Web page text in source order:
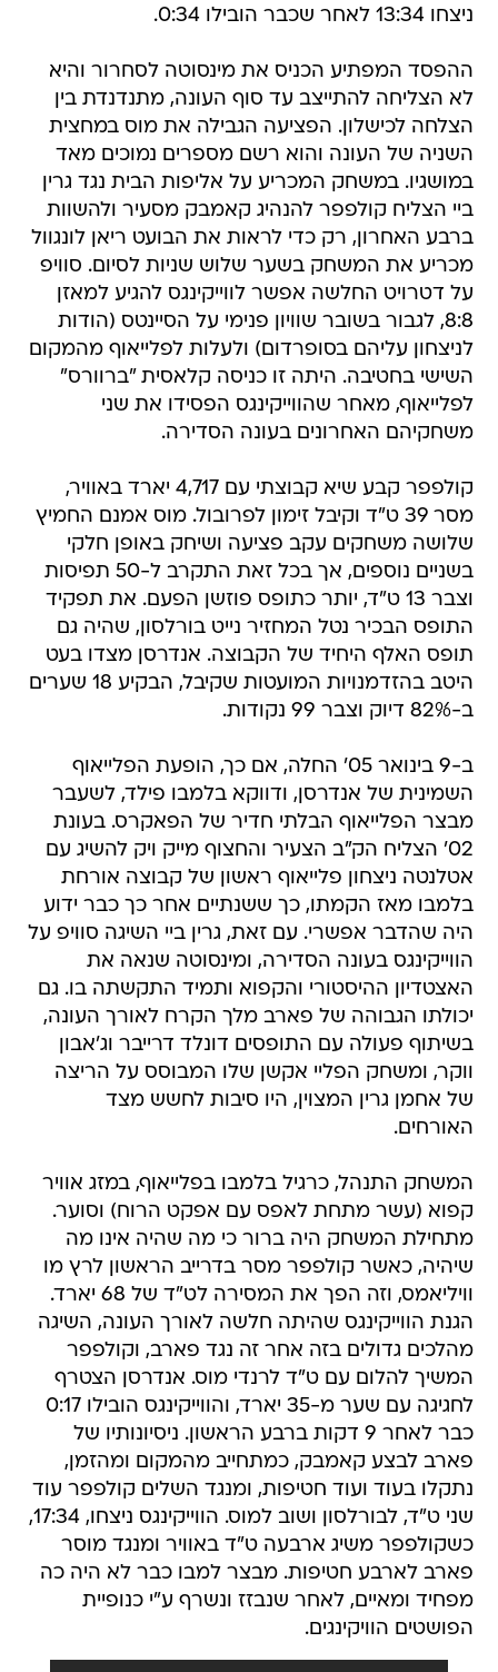
ניצחו 13:34 לאחר שכבר הובילו 0:34.
ההפסד המפתיע הכניס את מינסוטה לסחרור והיא
לא הצליחה להתייצב עד סוף העונה, מתנדנדת בין
הצלחה לכישלון. הפציעה הגבילה את מוס במחצית
השניה של העונה והוא רשם מספרים נמוכים מאד
במושגיו. במשחק המכריע על אליפות הבית נגד גרין
ביי הצליח קולפפר להנהיג קאמבק מסעיר ולהשוות
ברבע האחרון, רק כדי לראות את הבועט ריאן לונגוול
מכריע את המשחק בשער שלוש שניות לסיום. סוויפ
על דטרויט החלשה אפשר לווייקינגס להגיע למאזן
8:8, לגבור בשובר שוויון פנימי על הסיינטס (הודות
לניצחון עליהם בסופרדום) ולעלות לפלייאוף מהמקום
השישי בחטיבה. היתה זו כניסה קלאסית "ברוורס"
לפלייאוף, מאחר שהווייקינגס הפסידו את שני
משחקיהם האחרונים בעונה הסדירה.
קולפפר קבע שיא קבוצתי עם 4,717 יארד באוויר,
מסר 39 ט"ד וקיבל זימון לפרובול. מוס אמנם החמיץ
שלושה משחקים עקב פציעה ושיחק באופן חלקי
בשניים נוספים, אך בכל זאת התקרב ל-50 תפיסות
וצבר 13 ט"ד, יותר כתופס פוזשן הפעם. את תפקיד
התופס הבכיר נטל המחזיר נייט בורלסון, שהיה גם
תופס האלף היחיד של הקבוצה. אנדרסן מצדו בעט
היטב בהזדמנויות המועטות שקיבל, הבקיע 18 שערים
ב-82% דיוק וצבר 99 נקודות.
ב-9 בינואר 05' החלה, אם כך, הופעת הפלייאוף
השמינית של אנדרסן, ודווקא בלמבו פילד, לשעבר
מבצר הפלייאוף הבלתי חדיר של הפאקרס. בעונת
02' הצליח הק"ב הצעיר והחצוף מייק ויק להשיג עם
אטלנטה ניצחון פלייאוף ראשון של קבוצה אורחת
בלמבו מאז הקמתו, כך ששנתיים אחר כך כבר ידוע
היה שהדבר אפשרי. עם זאת, גרין ביי השיגה סוויפ על
הווייקינגס בעונה הסדירה, ומינסוטה שנאה את
האצטדיון ההיסטורי והקפוא ותמיד התקשתה בו. גם
יכולתו הגבוהה של פארב מלך הקרח לאורך העונה,
בשיתוף פעולה עם התופסים דונלד דרייבר וג'אבון
ווקר, ומשחק הפליי אקשן שלו המבוסס על הריצה
של אחמן גרין המצוין, היו סיבות לחשש מצד
האורחים.
המשחק התנהל, כרגיל בלמבו בפלייאוף, במזג אוויר
קפוא (עשר מתחת לאפס עם אפקט הרוח) וסוער.
מתחילת המשחק היה ברור כי מה שהיה אינו מה
שיהיה, כאשר קולפפר מסר בדרייב הראשון לרץ מו
וויליאמס, וזה הפך את המסירה לט"ד של 68 יארד.
הגנת הווייקינגס שהיתה חלשה לאורך העונה, השיגה
מהלכים גדולים בזה אחר זה נגד פארב, וקולפפר
המשיך להלום עם ט"ד לרנדי מוס. אנדרסן הצטרף
לחגיגה עם שער מ-35 יארד, והווייקינגס הובילו 0:17
כבר לאחר 9 דקות ברבע הראשון. ניסיונותיו של
פארב לבצע קאמבק, כמתחייב מהמקום ומהזמן,
נתקלו בעוד ועוד חטיפות, ומנגד השלים קולפפר עוד
שני ט"ד, לבורלסון ושוב למוס. הווייקינגס ניצחו, 17:34,
כשקולפפר משיג ארבעה ט"ד באוויר ומנגד מוסר
פארב לארבע חטיפות. מבצר למבו כבר לא היה כה
מפחיד ומאיים, לאחר שנבזז ונשרף ע"י כנופיית
הפושטים הוויקינגים.